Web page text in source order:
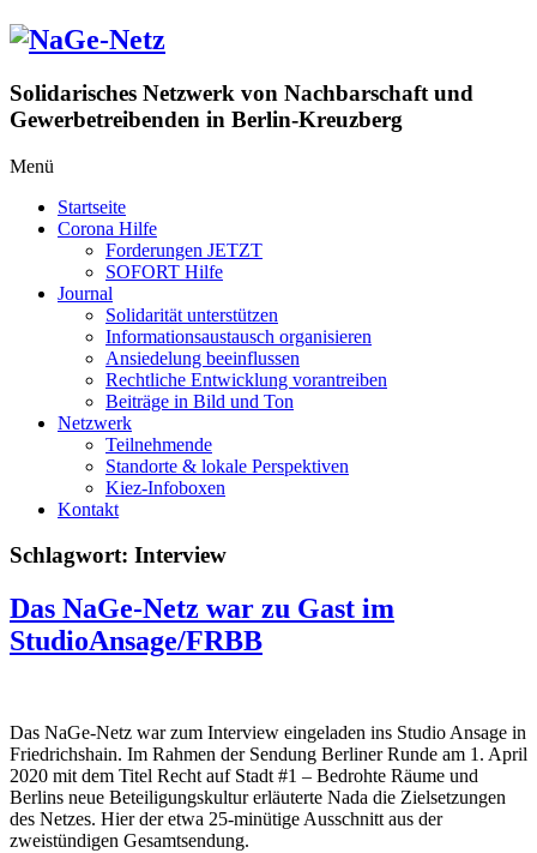
Zum
Inhalt
Solidarisches Netzwerk von Nachbarschaft und
Gewerbetreibenden in Berlin-Kreuzberg
Menü
Startseite
Corona Hilfe
Forderungen JETZT
SOFORT Hilfe
Journal
Solidarität unterstützen
Informationsaustausch organisieren
Ansiedelung beeinflussen
Rechtliche Entwicklung vorantreiben
Beiträge in Bild und Ton
Netzwerk
Teilnehmende
Standorte & lokale Perspektiven
Kiez-Infoboxen
Kontakt
Schlagwort: Interview
Das NaGe-Netz war zu Gast im
StudioAnsage/FRBB
Das NaGe-Netz war zum Interview eingeladen ins Studio Ansage in
Friedrichshain. Im Rahmen der Sendung Berliner Runde am 1. April
2020 mit dem Titel Recht auf Stadt #1 – Bedrohte Räume und
Berlins neue Beteiligungskultur erläuterte Nada die Zielsetzungen
des Netzes. Hier der etwa 25-minütige Ausschnitt aus der
zweistündigen Gesamtsendung.